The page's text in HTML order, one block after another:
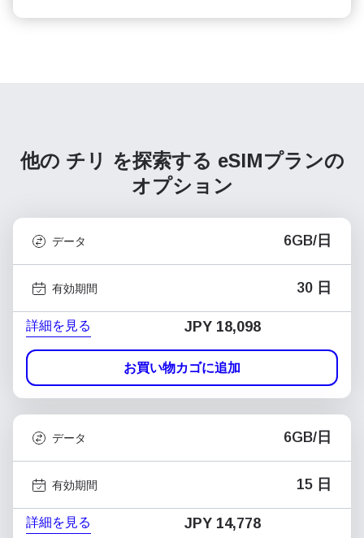
他の チリ を探索する eSIMプランの
オプション
データ 6GB/日
有効期間 30 日
詳細を見る JPY 18,098
お買い物カゴに追加
データ 6GB/日
有効期間 15 日
詳細を見る JPY 14,778